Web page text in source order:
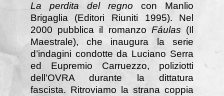
La perdita del regno con Manlio
Brigaglia (Editori Riuniti 1995). Nel
2000 pubblica il romanzo Fáulas (Il
Maestrale), che inaugura la serie
d’indagini condotte da Luciano Serra
ed Eupremio Carruezzo, poliziotti
dell'OVRA durante la dittatura
fascista. Ritroviamo la strana coppia